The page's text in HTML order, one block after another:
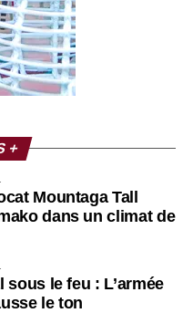
+
Mountaga Tall
dans un climat de
sous le feu : L’armée
le ton